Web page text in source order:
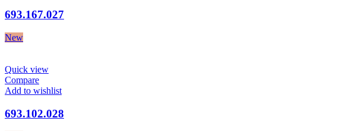
693.167.027
New
Quick view
Compare
Add to wishlist
693.102.028